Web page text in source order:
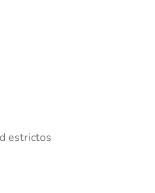
estrictos